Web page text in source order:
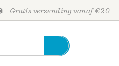
Gratis verzending vanaf €20